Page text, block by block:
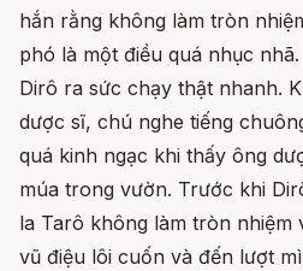
hắn rằng không làm tròn
phó là một điều quá nhục nhã.
Dirô ra sức chạy thật nhanh.
dược sĩ, chú nghe tiếng
quá kinh ngạc khi thấy ông
múa trong vườn. Trước khi
la Tarô không làm tròn nhiệm
vũ điệu lôi cuốn và đến lượt